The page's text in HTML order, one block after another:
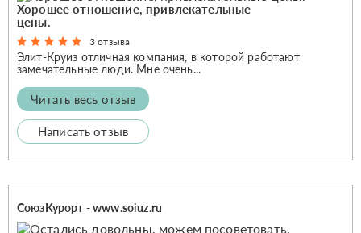
Хорошее отношение, привлекательные
цены.
3 отзыва
Элит-Круиз отличная компания, в которой работают
замечательные люди. Мне очень...
Читать весь отзыв
Написать отзыв
СоюзКурорт - www.soiuz.ru